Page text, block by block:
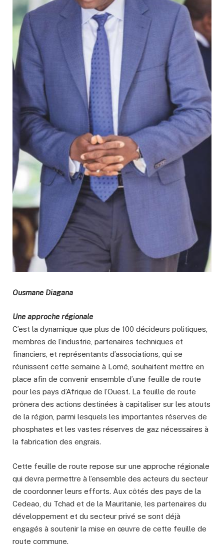
Ousmane Diagana
Une approche régionale
C’est la dynamique que plus de 100 décideurs politiques,
membres de l’industrie, partenaires techniques et
financiers, et représentants d’associations, qui se
réunissent cette semaine à Lomé, souhaitent mettre en
place afin de convenir ensemble d’une feuille de route
pour les pays d’Afrique de l’Ouest. La feuille de route
prônera des actions destinées à capitaliser sur les atouts
de la région, parmi lesquels les importantes réserves de
phosphates et les vastes réserves de gaz nécessaires à
la fabrication des engrais.
Cette feuille de route repose sur une approche régionale
qui devra permettre à l’ensemble des acteurs du secteur
de coordonner leurs efforts. Aux côtés des pays de la
Cedeao, du Tchad et de la Mauritanie, les partenaires du
développement et du secteur privé se sont déjà
engagés à soutenir la mise en œuvre de cette feuille de
route commune.